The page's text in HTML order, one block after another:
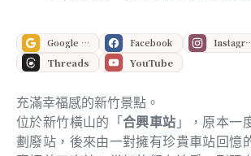
Google 偏好來源 Facebook
Threads YouTube
充滿幸福感的新竹景點。
位於新竹橫山的「合興車站 」，原本一
劃廢站，後來由一對擁有珍貴車站回憶